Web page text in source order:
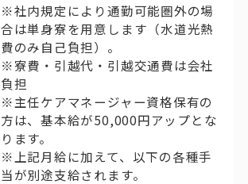
※社内規定により通勤可能圏外の場
合は単身寮を用意します（水道光熱
費のみ自己負担）。
※寮費・引越代・引越交通費は会社
負担
※主任ケアマネージャー資格保有の
方は、基本給が50,000円アップとな
ります。
※上記月給に加えて、以下の各種手
当が別途支給されます。